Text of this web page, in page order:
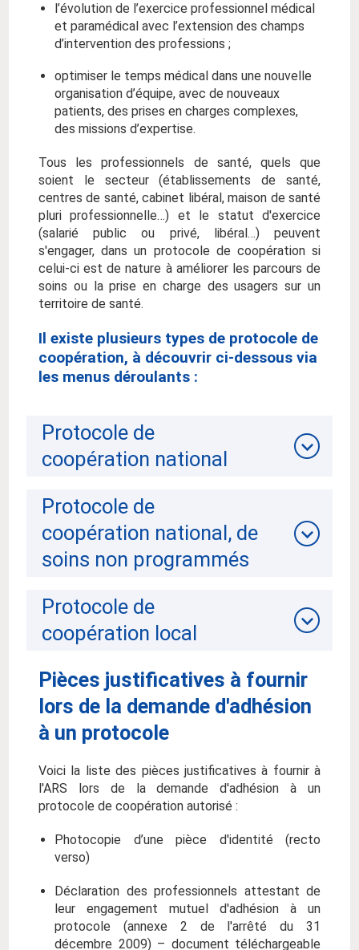
l’évolution de l’exercice professionnel médical
et paramédical avec l’extension des champs
d’intervention des professions ;
optimiser le temps médical dans une nouvelle
organisation d’équipe, avec de nouveaux
patients, des prises en charges complexes,
des missions d’expertise.
Tous les professionnels de santé, quels que
soient le secteur (établissements de santé,
centres de santé, cabinet libéral, maison de santé
pluri professionnelle…) et le statut d'exercice
(salarié public ou privé, libéral…) peuvent
s'engager, dans un protocole de coopération si
celui-ci est de nature à améliorer les parcours de
soins ou la prise en charge des usagers sur un
territoire de santé.
Il existe plusieurs types de protocole de
coopération, à découvrir ci-dessous via
les menus déroulants :
Protocole de
coopération national
Protocole de
coopération national, de
soins non programmés
Protocole de
coopération local
Pièces justificatives à fournir
lors de la demande d'adhésion
à un protocole
Voici la liste des pièces justificatives à fournir à
l'ARS lors de la demande d'adhésion à un
protocole de coopération autorisé :
Photocopie d’une pièce d'identité (recto
verso)
Déclaration des professionnels attestant de
leur engagement mutuel d'adhésion à un
protocole (annexe 2 de l'arrêté du 31
décembre 2009) – document téléchargeable